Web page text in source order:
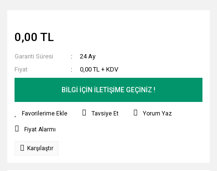
0,00 TL
Garanti Süresi
24 Ay
Fiyat
0,00 TL + KDV
BİLGİ İÇİN İLETİŞİME GEÇİNİZ !
Tavsiye Et Yorum Yaz
Fiyat Alarmı
Karşılaştır